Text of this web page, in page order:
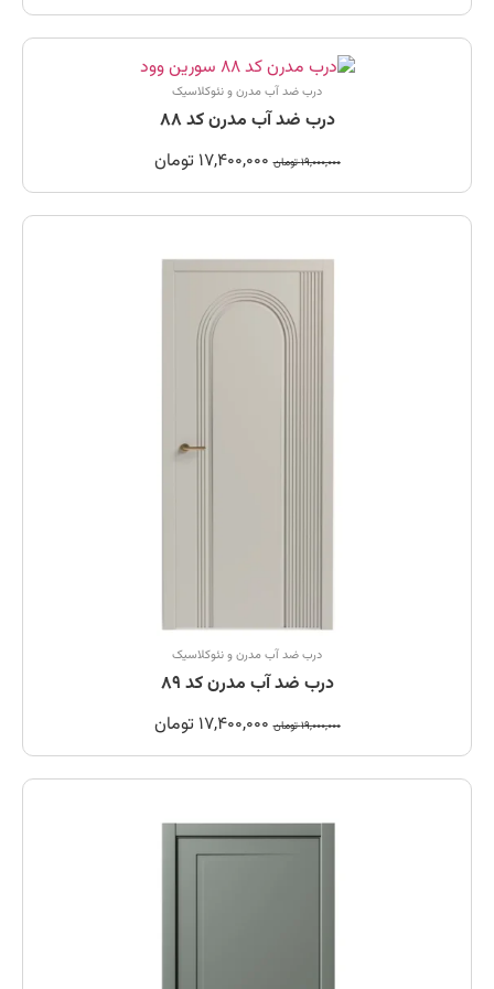
درب ضد آب مدرن و نئوکلاسیک
درب ضد آب مدرن کد 88
19,000,000 تومان 17,400,000 تومان
درب ضد آب مدرن و نئوکلاسیک
درب ضد آب مدرن کد 89
19,000,000 تومان 17,400,000 تومان